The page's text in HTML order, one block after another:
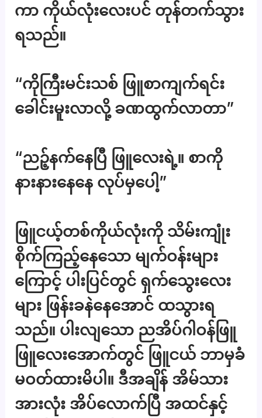
ကာ ကိုယ်လုံးလေးပင် တုန်တက်သွား
ရသည်။
“ကိုကြီးမင်းသစ် ဖြူစာကျက်ရင်း
ခေါင်းမူးလာလို့ ခဏထွက်လာတာ”
“ညဉ့်နက်နေပြီ ဖြူလေးရဲ့။ စာကို
နားနားနေနေ လုပ်မှပေါ့”
ဖြူငယ့်တစ်ကိုယ်လုံးကို သိမ်းကျုံး
စိုက်ကြည့်နေသော မျက်ဝန်းများ
ကြောင့် ပါးပြင်တွင် ရှက်သွေးလေး
များ ဖြန်းခနဲနေအောင် ထသွားရ
သည်။ ပါးလျသော ညအိပ်ဂါဝန်ဖြူ
ဖြူလေးအောက်တွင် ဖြူငယ် ဘာမှခံ
မဝတ်ထားမိပါ။ ဒီအချိန် အိမ်သား
အားလုံး အိပ်လောက်ပြီ အထင်နှင့်